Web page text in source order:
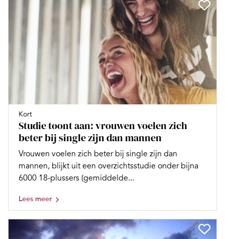
Kort
Studie toont aan: vrouwen voelen zich
beter bij single zijn dan mannen
Vrouwen voelen zich beter bij single zijn dan
mannen, blijkt uit een overzichtsstudie onder bijna
6000 18-plussers (gemiddelde...
Lees meer